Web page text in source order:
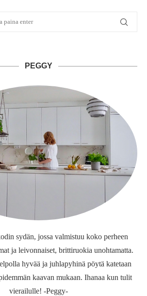
PEGGY
sydän, jossa valmistuu koko perheen
ja leivonnaiset, brittiruokia unohtamatta.
hyvää ja juhlapyhinä pöytä katetaan
kaavan mukaan. Ihanaa kun tulit
vierailulle! -Peggy-